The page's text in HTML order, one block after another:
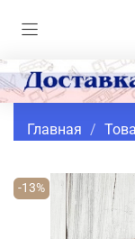
Главная
-13%